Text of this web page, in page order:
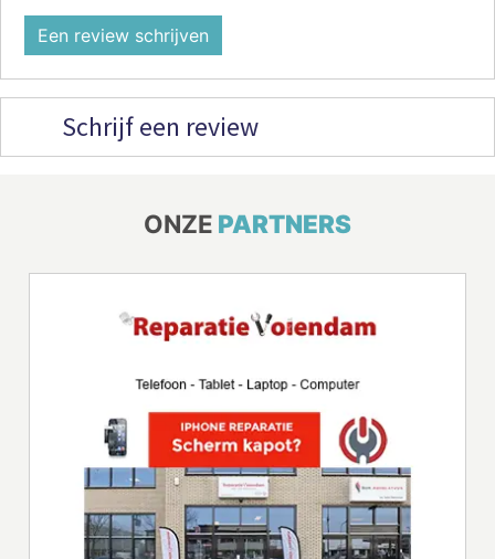
Een review schrijven
Schrijf een review
ONZE PARTNERS